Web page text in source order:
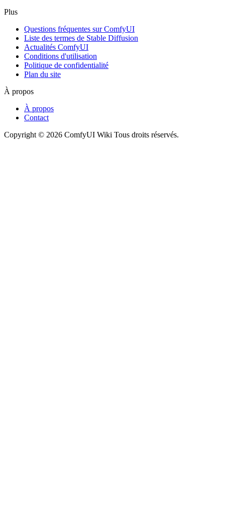
Plus
Questions fréquentes sur ComfyUI
Liste des termes de Stable Diffusion
Actualités ComfyUI
Conditions d'utilisation
Politique de confidentialité
Plan du site
À propos
À propos
Contact
Copyright © 2026 ComfyUI Wiki Tous droits réservés.